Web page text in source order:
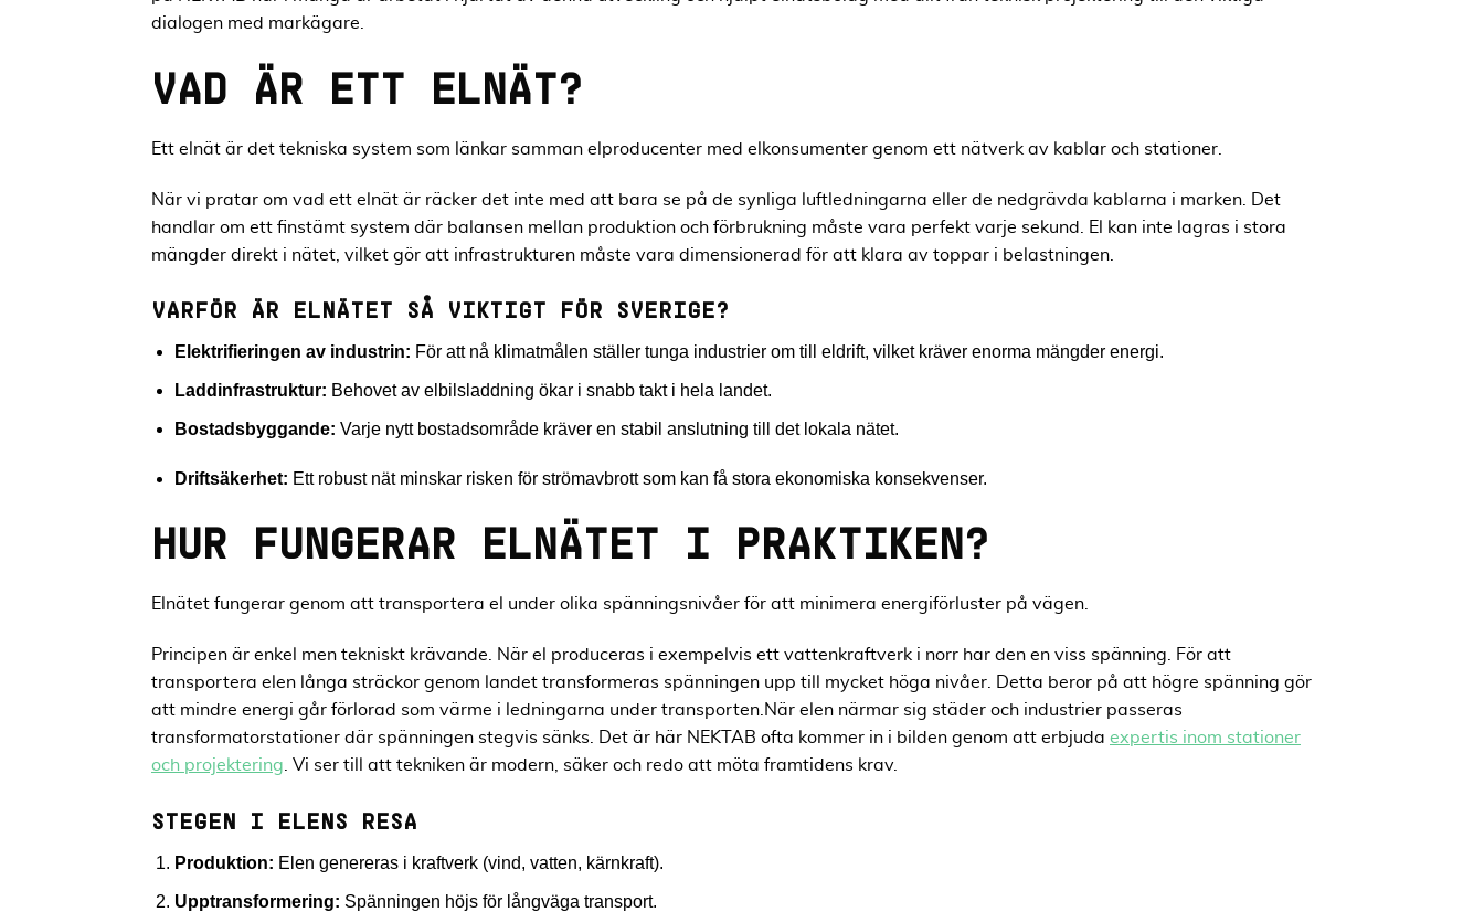
dialogen med markägare.
VAD ÄR ETT ELNÄT?
Ett elnät är det tekniska system som länkar samman elproducenter med elkonsumenter genom ett nätverk av kablar och stationer.
När vi pratar om vad ett elnät är räcker det inte med att bara se på de synliga luftledningarna eller de nedgrävda kablarna i marken. Det
handlar om ett finstämt system där balansen mellan produktion och förbrukning måste vara perfekt varje sekund. El kan inte lagras i stora
mängder direkt i nätet, vilket gör att infrastrukturen måste vara dimensionerad för att klara av toppar i belastningen.
VARFÖR ÄR ELNÄTET SÅ VIKTIGT FÖR SVERIGE?
Elektrifieringen av industrin: För att nå klimatmålen ställer tunga industrier om till eldrift, vilket kräver enorma mängder energi.
Laddinfrastruktur: Behovet av elbilsladdning ökar i snabb takt i hela landet.
Bostadsbyggande: Varje nytt bostadsområde kräver en stabil anslutning till det lokala nätet.
Driftsäkerhet: Ett robust nät minskar risken för strömavbrott som kan få stora ekonomiska konsekvenser.
HUR FUNGERAR ELNÄTET I PRAKTIKEN?
Elnätet fungerar genom att transportera el under olika spänningsnivåer för att minimera energiförluster på vägen.
Principen är enkel men tekniskt krävande. När el produceras i exempelvis ett vattenkraftverk i norr har den en viss spänning. För att
transportera elen långa sträckor genom landet transformeras spänningen upp till mycket höga nivåer. Detta beror på att högre spänning gör
att mindre energi går förlorad som värme i ledningarna under transporten.När elen närmar sig städer och industrier passeras
transformatorstationer där spänningen stegvis sänks. Det är här NEKTAB ofta kommer in i bilden genom att erbjuda expertis inom stationer
och projektering . Vi ser till att tekniken är modern, säker och redo att möta framtidens krav.
STEGEN I ELENS RESA
Produktion: Elen genereras i kraftverk (vind, vatten, kärnkraft).
Upptransformering: Spänningen höjs för långväga transport.